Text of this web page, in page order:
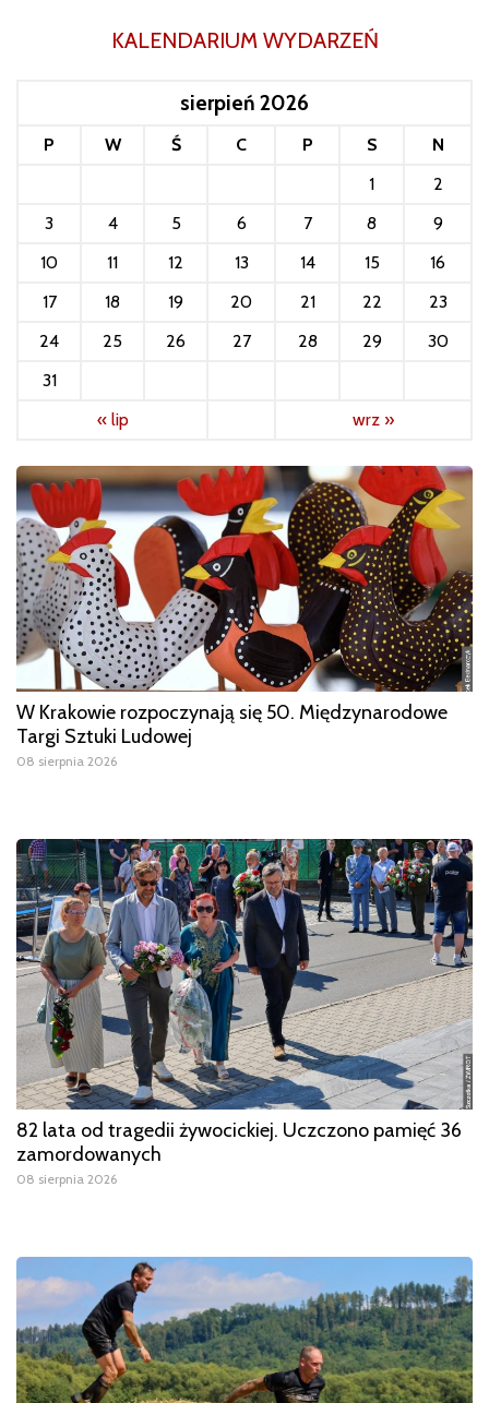
KALENDARIUM WYDARZEŃ
sierpień 2026
P W Ś C P S
N
1
2
3
4 5 6 7 8
9
10
11 12 13 14 15
16
17
18 19 20 21 22
23
24
25 26 27 28 29
30
31
« lip
wrz »
W Krakowie rozpoczynają się 50. Międzynarodowe
Targi Sztuki Ludowej
08 sierpnia 2026
82 lata od tragedii żywocickiej. Uczczono pamięć 36
zamordowanych
08 sierpnia 2026